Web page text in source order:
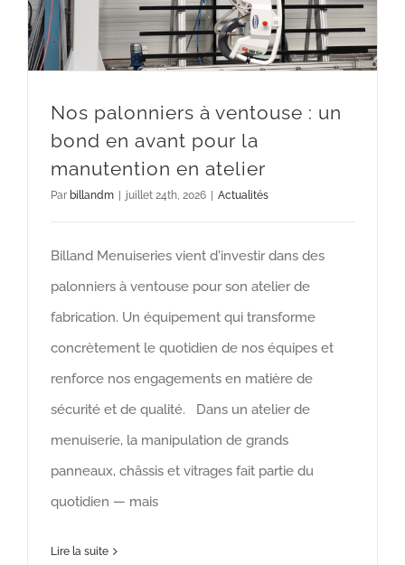
Nos palonniers à ventouse : un
bond en avant pour la
manutention en atelier
Par billandm juillet 24th, 2026 Actualités
Billand Menuiseries vient d'investir dans des
palonniers à ventouse pour son atelier de
fabrication. Un équipement qui transforme
concrètement le quotidien de nos équipes et
renforce nos engagements en matière de
sécurité et de qualité. Dans un atelier de
menuiserie, la manipulation de grands
panneaux, châssis et vitrages fait partie du
quotidien — mais
Lire la suite